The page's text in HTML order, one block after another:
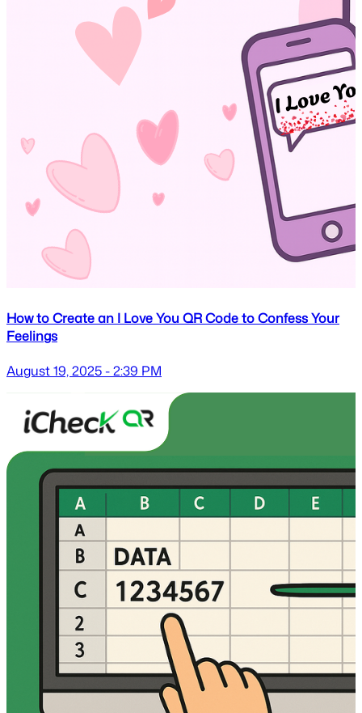
How to Create an I Love You QR Code to Confess Your
Feelings
August 19, 2025 - 2:39 PM